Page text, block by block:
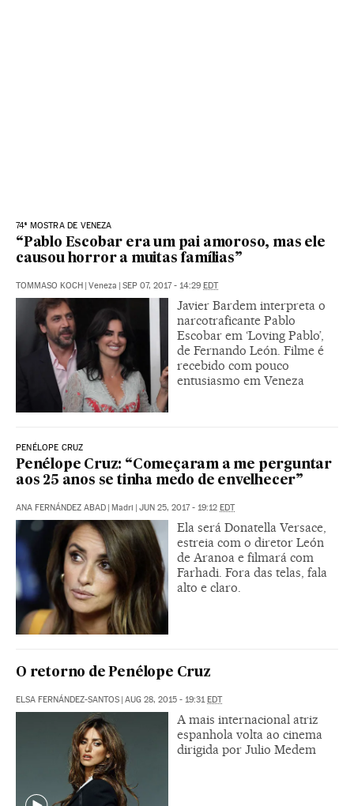
74ª MOSTRA DE VENEZA
“Pablo Escobar era um pai amoroso, mas ele
causou horror a muitas famílias”
TOMMASO KOCH | Veneza | SEP 07, 2017 - 14:29 EDT
Javier Bardem interpreta o
narcotraficante Pablo
Escobar em ‘Loving Pablo’,
de Fernando León. Filme é
recebido com pouco
entusiasmo em Veneza
PENÉLOPE CRUZ
Penélope Cruz: “Começaram a me perguntar
aos 25 anos se tinha medo de envelhecer”
ANA FERNÁNDEZ ABAD | Madri | JUN 25, 2017 - 19:12 EDT
Ela será Donatella Versace,
estreia com o diretor León
de Aranoa e filmará com
Farhadi. Fora das telas, fala
alto e claro.
O retorno de Penélope Cruz
ELSA FERNÁNDEZ-SANTOS | AUG 28, 2015 - 19:31EDT
A mais internacional atriz
espanhola volta ao cinema
dirigida por Julio Medem